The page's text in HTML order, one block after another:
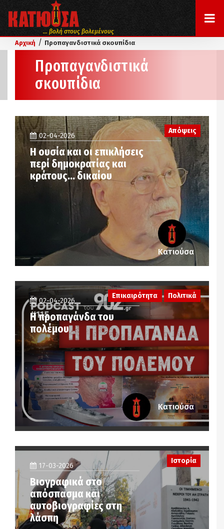
... βολή στους βολεμένους
Αρχική / Προπαγανδιστικά σκουπίδια
Προπαγανδιστικά
σκουπίδια
Απόψεις
02-04-2026
Η ουσία και οι επικλήσεις
περί δημοκρατίας και
κράτους… δικαίου
Κατιούσα
02-04-2026
Η προπαγάνδα του
πολέμου
Επικαιρότητα Πολιτικά
Κατιούσα
17-03-2026
Βιογραφικά στο
απόσπασμα και
αυτοβιογραφίες στη
λάσπη
Ιστορία